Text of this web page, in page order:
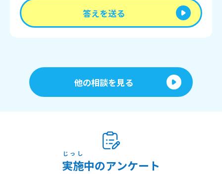
答えを送る
他の相談を見る
実施
じっし
中のアンケート